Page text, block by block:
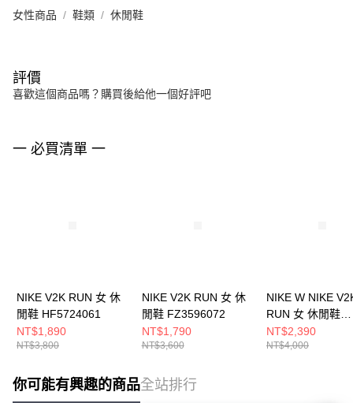
女性商品 鞋類 休閒鞋
評價
喜歡這個商品嗎？購買後給他一個好評吧
一 必買清單 一
NIKE V2K RUN 女 休
閒鞋 HF5724061
NT$1,890
NT$3,800
NIKE V2K RUN 女 休
閒鞋 FZ3596072
NT$1,790
NT$3,600
NIKE W NIKE
RUN 女 休閒鞋
HF5342100
NT$2,390
NT$4,000
你可能有興趣的商品全站排行